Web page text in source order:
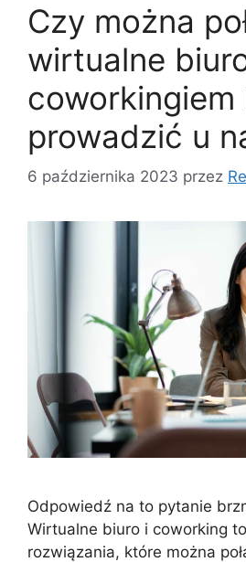
Czy można
wirtualne
coworkingiem
prowadzić u
6 października 2023 przez
Odpowiedź na to pytanie
Wirtualne biuro i coworking
rozwiązania, które można